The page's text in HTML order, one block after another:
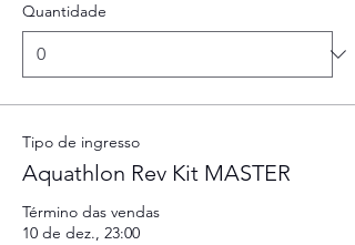
Quantidade
Tipo de ingresso
Aquathlon Rev Kit MASTER
Término das vendas
10 de dez., 23:00